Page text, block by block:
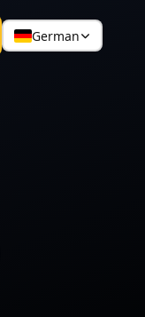
German